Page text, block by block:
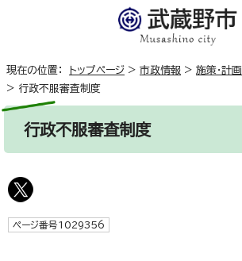
現在の位置： トップページ > 市政情報 > 施策・計画
> 行政不服審査制度
行政不服審査制度
ページ番号1029356